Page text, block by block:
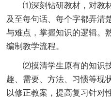
⑴深刻钻研教材，对教
及至每句话、每个字都弄清
与难点，掌握知识的逻辑。
编制教学流程。
⑵摸清学生原有的知识
趣、需要、方法、习惯等现
以修正教案，提高复习针对